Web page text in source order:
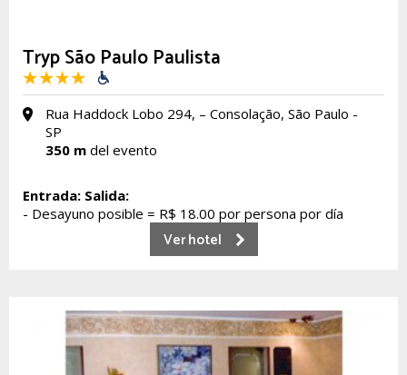
Tryp São Paulo Paulista
Rua Haddock Lobo 294, – Consolação, São Paulo -
SP
350 m del evento
Entrada: Salida:
- Desayuno posible = R$ 18.00 por persona por día
Ver hotel